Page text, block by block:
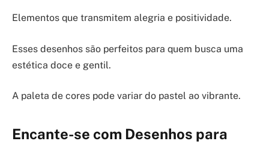
Elementos que transmitem alegria e positividade.
Esses desenhos são perfeitos para quem busca uma
estética doce e gentil.
A paleta de cores pode variar do pastel ao vibrante.
Encante-se com Desenhos para